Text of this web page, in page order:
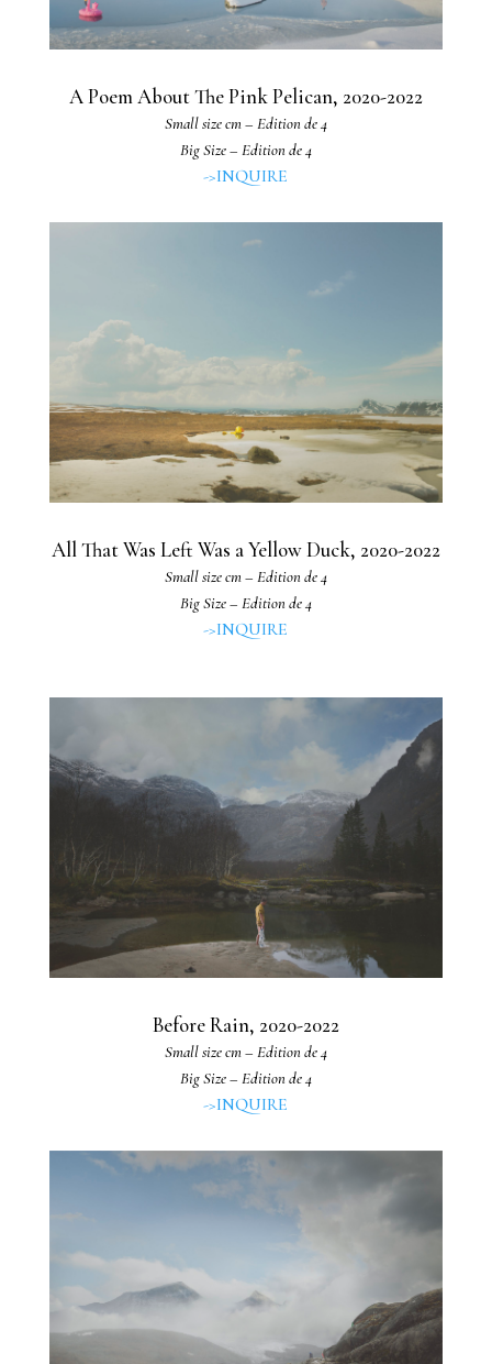
A Poem About The Pink Pelican, 2020-2022
Small size cm – Edition de 4
Big Size – Edition de 4
->INQUIRE
All That Was Left Was a Yellow Duck, 2020-2022
Small size cm – Edition de 4
Big Size – Edition de 4
->INQUIRE
Before Rain, 2020-2022
Small size cm – Edition de 4
Big Size – Edition de 4
->INQUIRE